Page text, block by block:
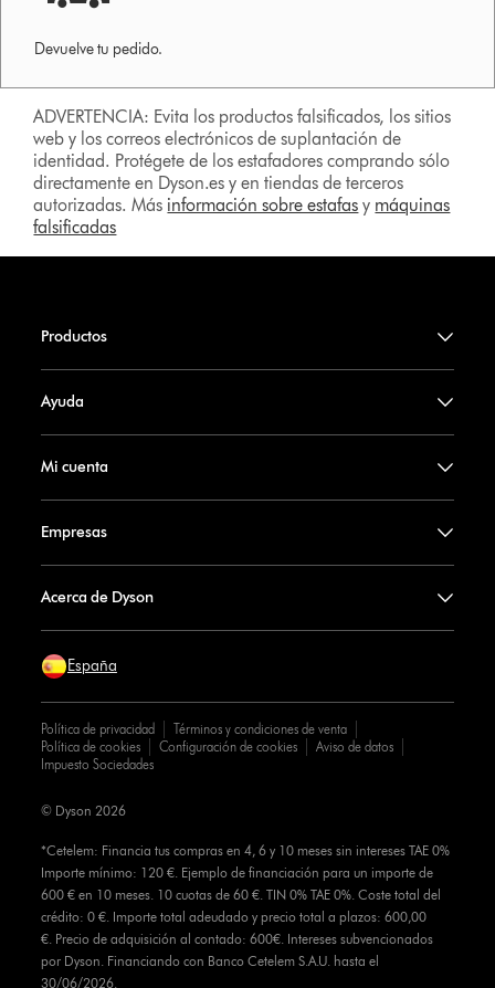
Devuelve tu pedido.
ADVERTENCIA: Evita los productos falsificados, los sitios
web y los correos electrónicos de suplantación de
identidad. Protégete de los estafadores comprando sólo
directamente en Dyson.es y en tiendas de terceros
autorizadas. Más información sobre estafas y máquinas
falsificadas
Productos
Ayuda
Mi cuenta
Empresas
Acerca de Dyson
España
Política de privacidad
Términos y condiciones de venta
Política de cookies
Configuración de cookies
Aviso de datos
Impuesto Sociedades
*Cetelem: Financia tus compras en 4, 6 y 10 meses sin intereses TAE 0%
Importe mínimo: 120 €. Ejemplo de financiación para un importe de
600 € en 10 meses. 10 cuotas de 60 €. TIN 0% TAE 0%. Coste total del
crédito: 0 €. Importe total adeudado y precio total a plazos: 600,00
€. Precio de adquisición al contado: 600€. Intereses subvencionados
por Dyson. Financiando con Banco Cetelem S.A.U. hasta el
30/06/2026.
© Dyson 2026